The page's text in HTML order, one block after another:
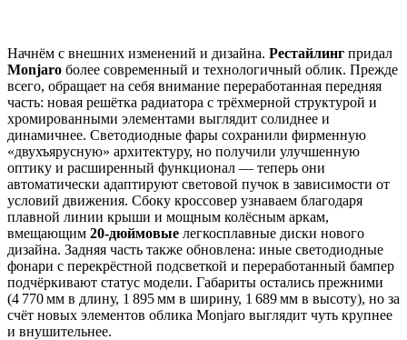
Начнём с внешних изменений и дизайна. Рестайлинг придал
Monjaro более современный и технологичный облик. Прежде
всего, обращает на себя внимание переработанная передняя
часть: новая решётка радиатора с трёхмерной структурой и
хромированными элементами выглядит солиднее и
динамичнее. Светодиодные фары сохранили фирменную
«двухъярусную» архитектуру, но получили улучшенную
оптику и расширенный функционал — теперь они
автоматически адаптируют световой пучок в зависимости от
условий движения. Сбоку кроссовер узнаваем благодаря
плавной линии крыши и мощным колёсным аркам,
вмещающим 20‑дюймовые легкосплавные диски нового
дизайна. Задняя часть также обновлена: иные светодиодные
фонари с перекрёстной подсветкой и переработанный бампер
подчёркивают статус модели. Габариты остались прежними
(4 770 мм в длину, 1 895 мм в ширину, 1 689 мм в высоту), но за
счёт новых элементов облика Monjaro выглядит чуть крупнее
и внушительнее.